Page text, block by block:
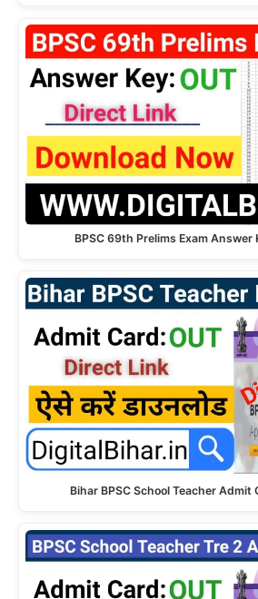
BPSC 69th Prelims Exam Answer
Bihar BPSC School Teacher Admit